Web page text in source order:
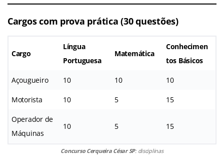
Cargos com prova prática (30 questões)
Cargo
Língua
Portuguesa
Matemática
Conhecimen
tos Básicos
Açougueiro 10 10 10
Motorista 10 5 15
Operador de
Máquinas
10 5 15
Concurso Cerqueira César SP: disciplinas